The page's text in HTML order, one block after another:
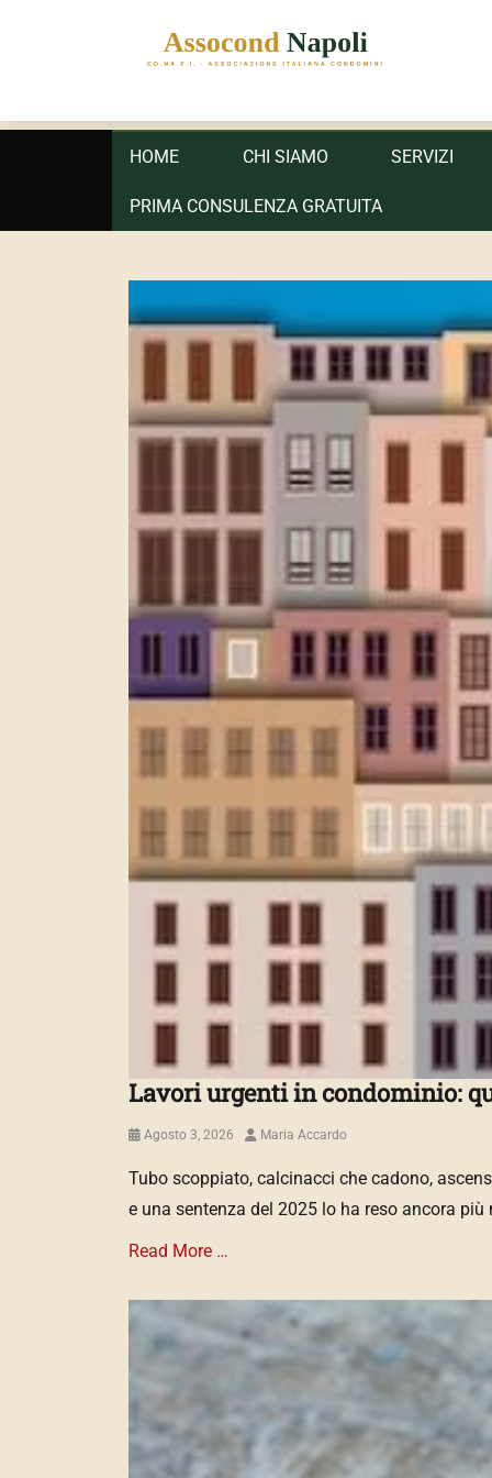
ASSOCOND
Associazione Italiana Condomini - Regione Campania
Primary
HOME CHI SIAMO SERVIZI
PRIMA CONSULENZA GRATUITA
Lavori urgenti in condominio:
Posted
Agosto 3, 2026 Author
Maria Accardo
Tubo scoppiato, calcinacci che cadono,
e una sentenza del 2025 lo ha reso ancora più
Read More …
M